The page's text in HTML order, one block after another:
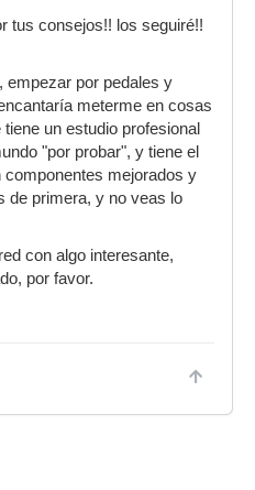
tus consejos!! los seguiré!!
empezar por pedales y
meterme en cosas
un estudio profesional
"por probar", y tiene el
componentes mejorados y
de primera, y no veas lo
con algo interesante,
por favor.